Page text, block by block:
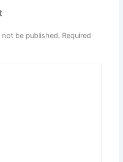
not be published. Required